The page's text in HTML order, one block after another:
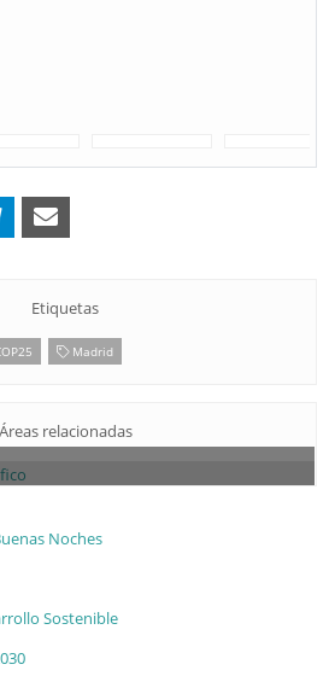
Etiquetas
Madrid
Áreas relacionadas